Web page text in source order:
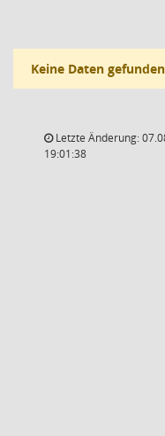
Keine Daten
Letzte Änderung:
19:01:38